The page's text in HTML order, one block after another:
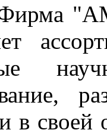
"АМИР"
в своей